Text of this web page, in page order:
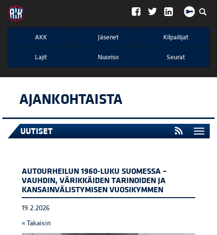
";
AKK Jäsenet Kilpailijat
Lajit Nuoriso Seurat
AJANKOHTAISTA
UUTISET
AUTOURHEILUN 1960-LUKU SUOMESSA –
VAUHDIN, VÄRIKKÄIDEN TARINOIDEN JA
KANSAINVÄLISTYMISEN VUOSIKYMMEN
19.2.2026
« Takaisin